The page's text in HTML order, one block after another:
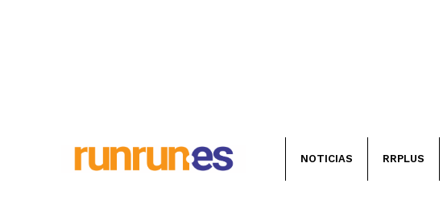
NOTICIAS RRPLUS